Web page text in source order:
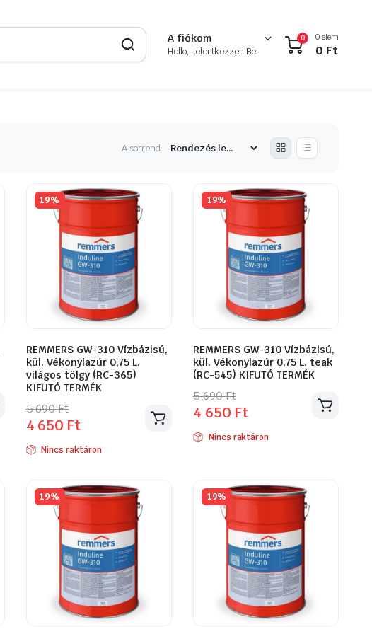
A fiókom
Hello, Jelentkezzen Be
0 0 elem
0 Ft
A sorrend:
19%
REMMERS GW-310 Vízbázisú,
kül. Vékonylazúr 0,75 L.
világos tölgy (RC-365)
KIFUTÓ TERMÉK
5 690Ft
Original
price
was:
690 Ft.
4 650 Ft
Current
price
is:
650 Ft.
Nincs raktáron
19%
REMMERS GW-310 Vízbázisú,
kül. Vékonylazúr 0,75 L. teak
(RC-545) KIFUTÓ TERMÉK
5 690Ft
Original
price
was:
4 650 Ft
Current
price
is: Nincs raktáron
19% 19%